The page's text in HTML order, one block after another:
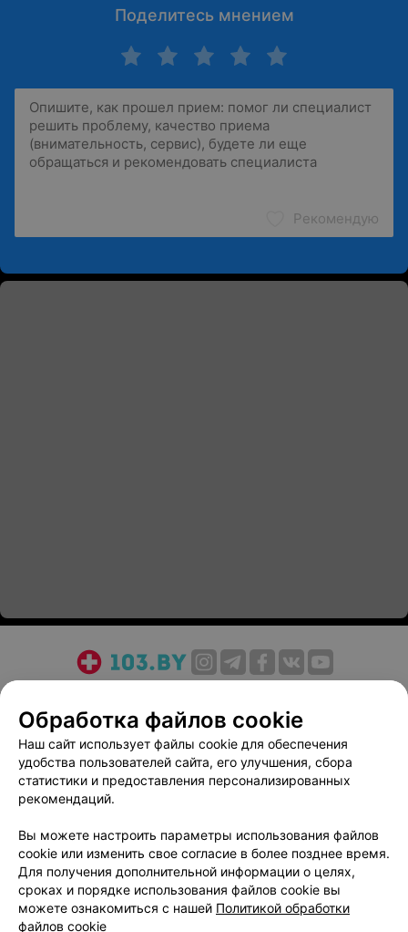
Поделитесь мнением
Рекомендую
Медицинский маркетинг
Публичный договор
Пользовательское соглашение
Способы оплаты
Вакансии
Партнеры
Написать руководителю 103.by
Персональные настройки cookie
Обработка персональных данных
Обработка файлов cookie
Наш сайт использует файлы cookie для обеспечения
удобства пользователей сайта, его улучшения, сбора
статистики и предоставления персонализированных
рекомендаций.
Вы можете настроить параметры использования файлов
cookie или изменить свое согласие в более позднее время.
Для получения дополнительной информации о целях,
сроках и порядке использования файлов cookie вы
можете ознакомиться с нашей Политикой обработки
файлов cookie